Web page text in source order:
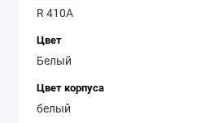
R 410A
Цвет
Белый
Цвет корпуса
белый